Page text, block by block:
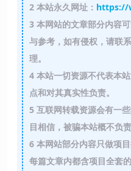
2本站永久网址： https://
3本网站的文章部分内容
与参考，如有侵权，请联
理。
4本站一切资源不代表本
点和对其真实性负责。
5互联网转载资源会有一
目相信，被骗本站概不负责
6本网站部分内容只做项
每篇文章内都含项目全套